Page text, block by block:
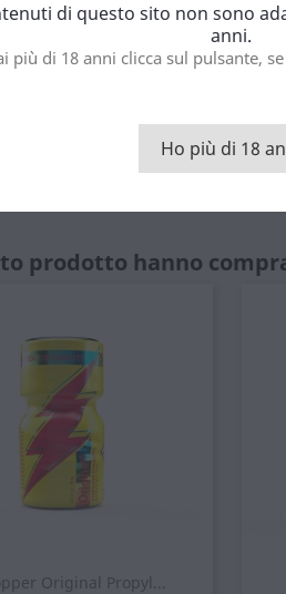
Euforia e dilatazione.
prodotto hanno
Original Propyl...
di questo sito non sono
anni.
più di 18 anni clicca sul pulsante,
Ho più di 18